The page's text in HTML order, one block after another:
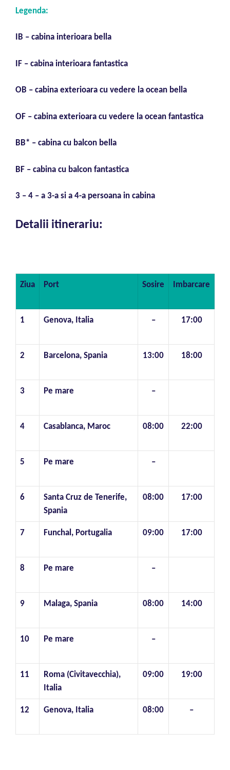
Legenda:
IB – cabina interioara bella
IF – cabina interioara fantastica
OB – cabina exterioara cu vedere la ocean bella
OF – cabina exterioara cu vedere la ocean fantastica
BB* – cabina cu balcon bella
BF – cabina cu balcon fantastica
3 – 4 – a 3-a si a 4-a persoana in cabina
Detalii itinerariu:
Ziua Port Sosire Imbarcare
1 Genova, Italia – 17:00
2 Barcelona, Spania 13:00 18:00
3 Pe mare –
4 Casablanca, Maroc 08:00 22:00
5 Pe mare –
6
Santa Cruz de Tenerife,
Spania
08:00 17:00
7 Funchal, Portugalia 09:00 17:00
8 Pe mare –
9 Malaga, Spania 08:00 14:00
10 Pe mare –
11
Roma (Civitavecchia),
Italia
09:00 19:00
12 Genova, Italia 08:00 –